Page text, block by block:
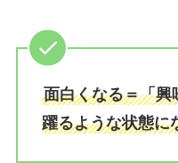
面白くなる＝「興
躍るような状態に